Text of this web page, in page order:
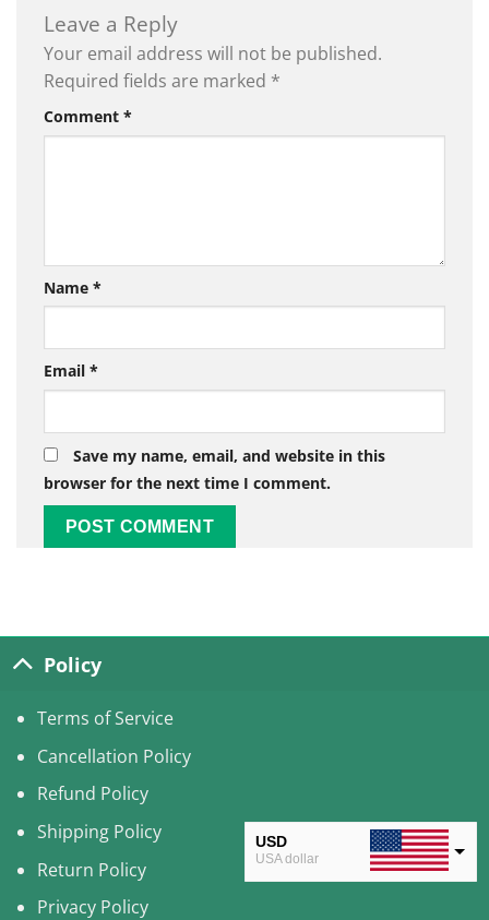
Leave a Reply
Your email address will not be published.
Required fields are marked *
Comment *
Name *
Email *
Save my name, email, and website in this
browser for the next time I comment.
Policy
Terms of Service
Cancellation Policy
Refund Policy
Shipping Policy
Return Policy
Privacy Policy
USD
USA dollar